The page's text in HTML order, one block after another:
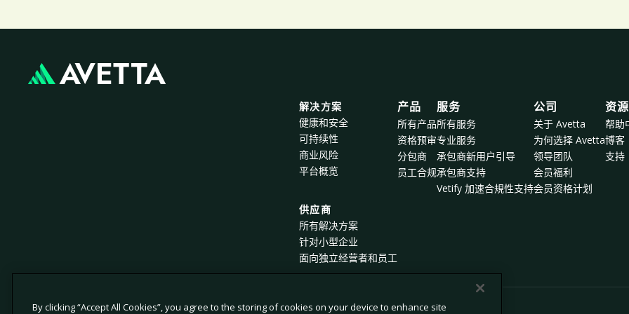
解决方案
健康和安全
可持续性
商业风险
平台概览
供应商
所有解决方案
针对小型企业
面向独立经营者和员工
产品
所有产品
资格预审
分包商
员工合规
服务
所有服务
专业服务
承包商新用户引导
承包商支持
Vetify 加速合規性支持
公司
关于 Avetta
为何选择 Avetta
领导团队
会员福利
会员资格计划
资源
帮助
博客
支持
By clicking “Accept All Cookies”, you agree to the storing of cookies on your device to enhance site